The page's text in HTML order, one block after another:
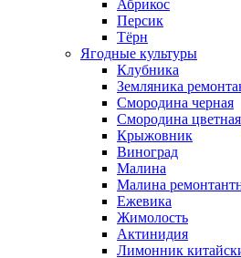
Абрикос
Персик
Тёрн
Ягодные культуры
Клубника
Земляника
Смородина черная
Смородина цветная
Крыжовник
Виноград
Малина
Малина
Ежевика
Жимолость
Актинидия
Лимонник